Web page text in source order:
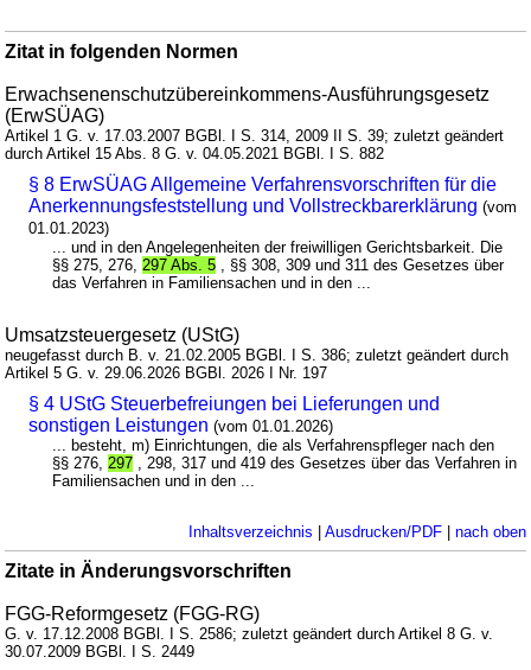
Zitat in folgenden Normen
Erwachsenenschutzübereinkommens-Ausführungsgesetz
(ErwSÜAG)
Artikel 1 G. v. 17.03.2007 BGBl. I S. 314, 2009 II S. 39; zuletzt geändert
durch Artikel 15 Abs. 8 G. v. 04.05.2021 BGBl. I S. 882
§ 8 ErwSÜAG Allgemeine Verfahrensvorschriften für die
Anerkennungsfeststellung und Vollstreckbarerklärung (vom
01.01.2023)
... und in den Angelegenheiten der freiwilligen Gerichtsbarkeit. Die
§§ 275, 276, 297 Abs. 5 , §§ 308, 309 und 311 des Gesetzes über
das Verfahren in Familiensachen und in den ...
Umsatzsteuergesetz (UStG)
neugefasst durch B. v. 21.02.2005 BGBl. I S. 386; zuletzt geändert durch
Artikel 5 G. v. 29.06.2026 BGBl. 2026 I Nr. 197
§ 4 UStG Steuerbefreiungen bei Lieferungen und
sonstigen Leistungen (vom 01.01.2026)
... besteht, m) Einrichtungen, die als Verfahrenspfleger nach den
§§ 276, 297 , 298, 317 und 419 des Gesetzes über das Verfahren in
Familiensachen und in den ...
Inhaltsverzeichnis | Ausdrucken/PDF| nach oben
Zitate in Änderungsvorschriften
FGG-Reformgesetz (FGG-RG)
G. v. 17.12.2008 BGBl. I S. 2586; zuletzt geändert durch Artikel 8 G. v.
30.07.2009 BGBl. I S. 2449